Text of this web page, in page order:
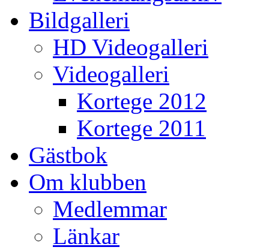
Bildgalleri
HD Videogalleri
Videogalleri
Kortege 2012
Kortege 2011
Gästbok
Om klubben
Medlemmar
Länkar